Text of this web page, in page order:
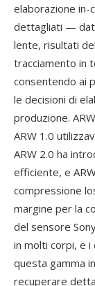
elaborazione in-
dettagliati —
lente, risultati
tracciamento in
consentendo ai
le decisioni di
produzione.
ARW 1.0
ARW 2.0 ha
efficiente, e
compressione
margine per la
del sensore
in molti corpi, e i
questa gamma
recuperare